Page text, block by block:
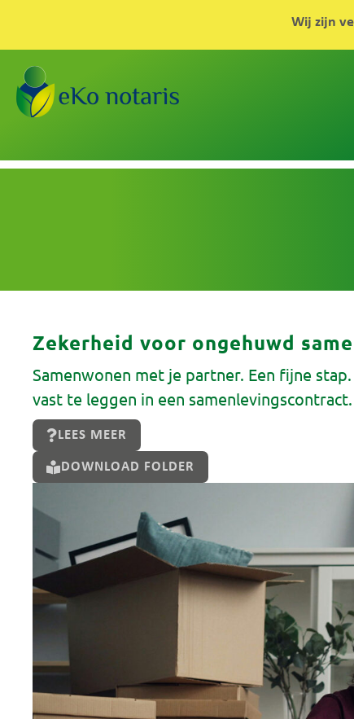
Wij zijn
Zekerheid voor ongehuwd
Samenwonen met je partner. Een fijne
vast te leggen in een samenlevingscontract.
LEES MEER
DOWNLOAD FOLDER